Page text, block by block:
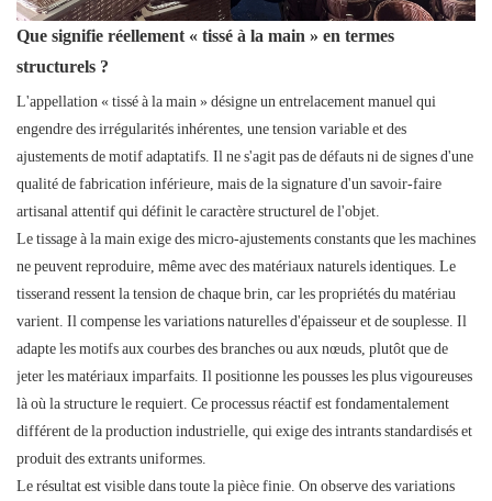
Que signifie réellement « tissé à la main » en termes
structurels ?
L'appellation « tissé à la main » désigne un entrelacement manuel qui
engendre des irrégularités inhérentes, une tension variable et des
ajustements de motif adaptatifs. Il ne s'agit pas de défauts ni de signes d'une
qualité de fabrication inférieure, mais de la signature d'un savoir-faire
artisanal attentif qui définit le caractère structurel de l'objet.
Le tissage à la main exige des micro-ajustements constants que les machines
ne peuvent reproduire, même avec des matériaux naturels identiques. Le
tisserand ressent la tension de chaque brin, car les propriétés du matériau
varient. Il compense les variations naturelles d'épaisseur et de souplesse. Il
adapte les motifs aux courbes des branches ou aux nœuds, plutôt que de
jeter les matériaux imparfaits. Il positionne les pousses les plus vigoureuses
là où la structure le requiert. Ce processus réactif est fondamentalement
différent de la production industrielle, qui exige des intrants standardisés et
produit des extrants uniformes.
Le résultat est visible dans toute la pièce finie. On observe des variations